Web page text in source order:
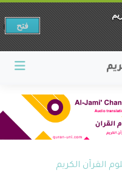
القرآن الكريم
فتح